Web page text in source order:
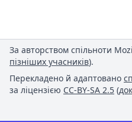
За авторством спільноти
пізніших учасників).
Перекладено й адаптовано
за ліцензією CC-BY-SA 2.5 (